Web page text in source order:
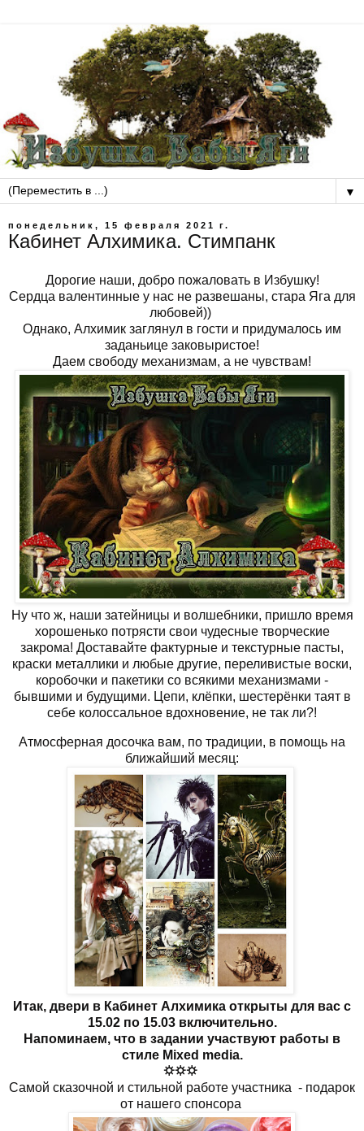
▼
понедельник, 15 февраля 2021 г.
Кабинет Алхимика. Стимпанк
Дорогие наши, добро пожаловать в Избушку!
Сердца валентинные у нас не развешаны, стара Яга для
любовей))
Однако, Алхимик заглянул в гости и придумалось им
заданьице заковыристое!
Даем свободу механизмам, а не чувствам!
Ну что ж, наши затейницы и волшебники, пришло время
хорошенько потрясти свои чудесные творческие
закрома! Доставайте фактурные и текстурные пасты,
краски металлики и любые другие, переливистые воски,
коробочки и пакетики со всякими механизмами -
бывшими и будущими. Цепи, клёпки, шестерёнки таят в
себе колоссальное вдохновение, не так ли?!
Атмосферная досочка вам, по традиции, в помощь на
ближайший месяц:
Итак, двери в Кабинет Алхимика открыты для вас с
15.02 по 15.03 включительно.
Напоминаем, что в задании участвуют работы в
стиле Mixed media.
⛭⛭⛭
Самой сказочной и стильной работе участника - подарок
от нашего спонсора